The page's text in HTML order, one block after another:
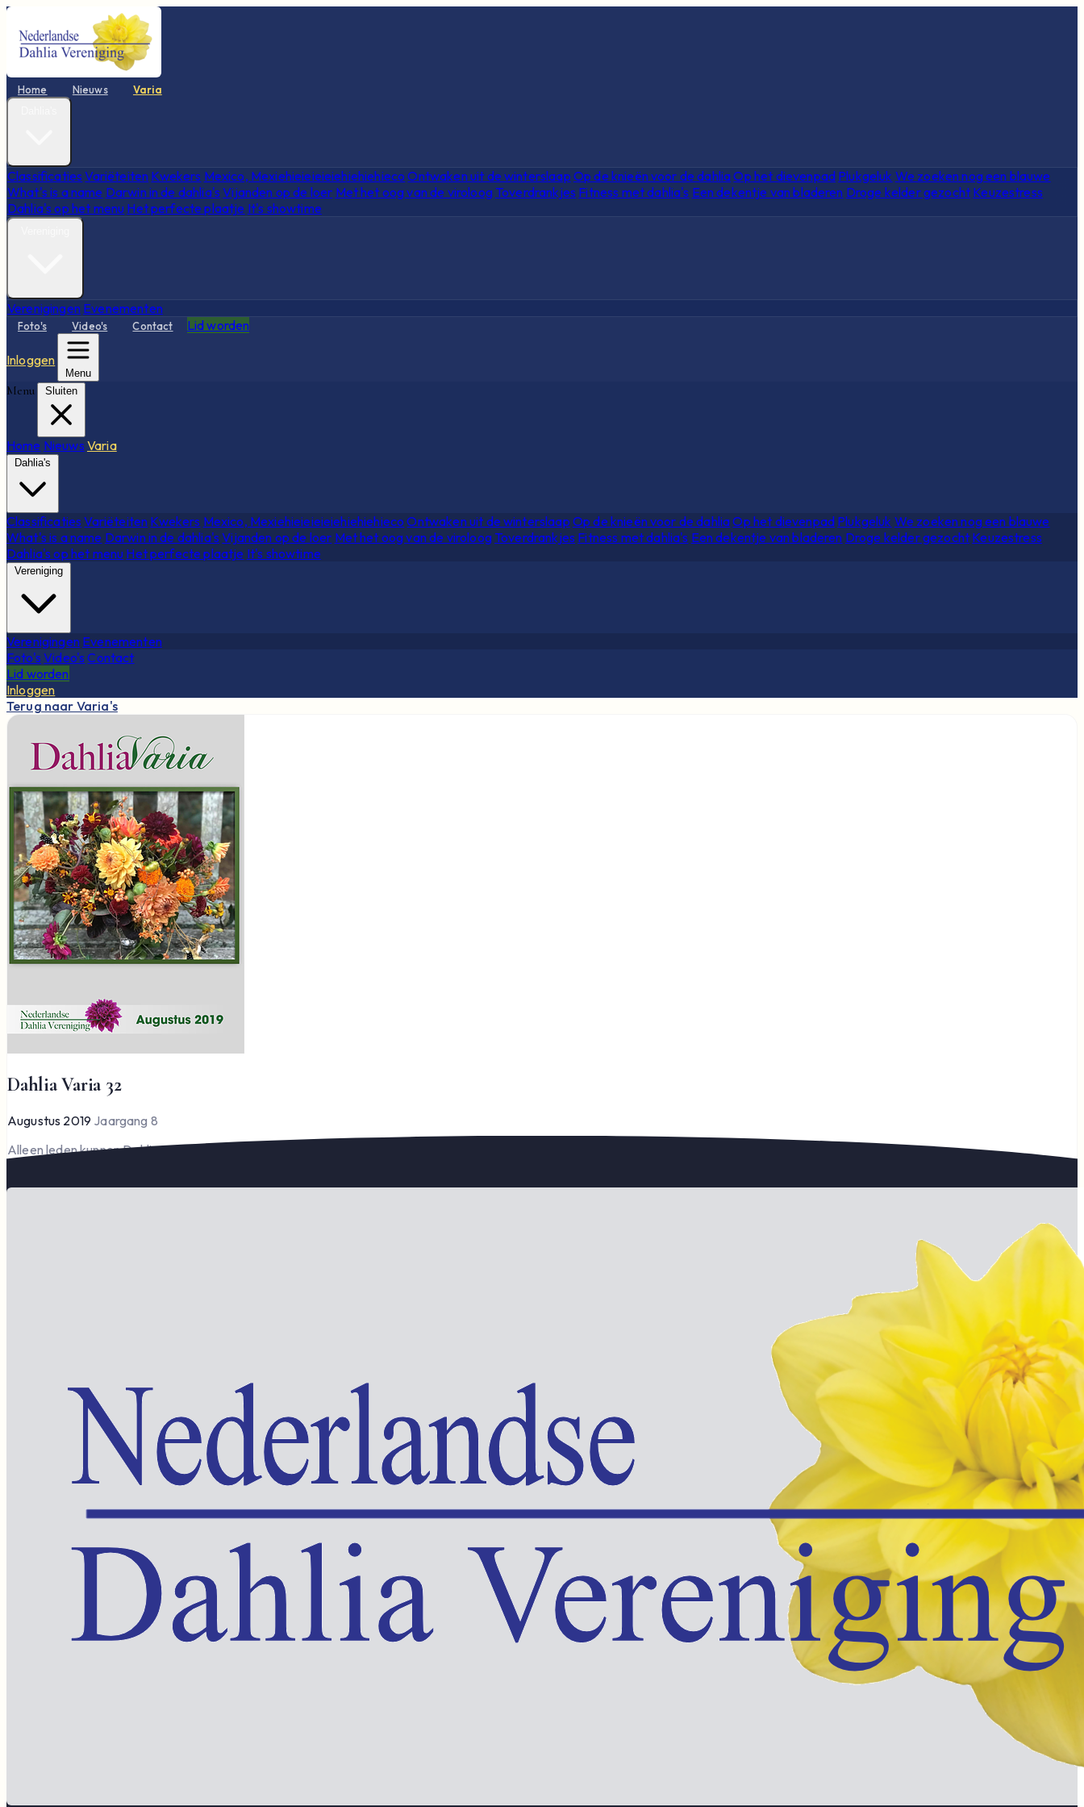
Home Nieuws Varia
Classificaties Variëteiten Kwekers Mexico, Mexiehieieieieiehiehiehieco Ontwaken uit de winterslaap Op de knieën voor de dahliaOp het dievenpad Plukgeluk We zoeken nog een blauwe
What's is a name Darwin in de dahlia's Vijanden op de loer Met het oog van de viroloog Toverdrankjes Fitness met dahlia's Een dekentje van bladeren Droge kelder gezocht Keuzestress
Dahlia's op het menu Het perfecte plaatje It's showtime
Verenigingen Evenementen
Foto's Video's Contact Lid worden
Inloggen
Menu
Menu Sluiten
Home Nieuws Varia
Dahlia's
Classificaties Variëteiten Kwekers Mexico, Mexiehieieieieiehiehiehieco Ontwaken uit de winterslaap Op de knieën voor de dahliaOp het dievenpad Plukgeluk We zoeken nog een blauwe
What's is a name Darwin in de dahlia's Vijanden op de loer Met het oog van de viroloog Toverdrankjes Fitness met dahlia's Een dekentje van bladeren Droge kelder gezocht Keuzestress
Dahlia's op het menu Het perfecte plaatje It's showtime
Vereniging
Verenigingen Evenementen
Foto's Video's Contact
Lid worden
Inloggen
Terug naar Varia's
Dahlia Varia 32
Augustus 2019 Jaargang 8
Alleen leden kunnen Dahlia Varia lezen en downloaden.